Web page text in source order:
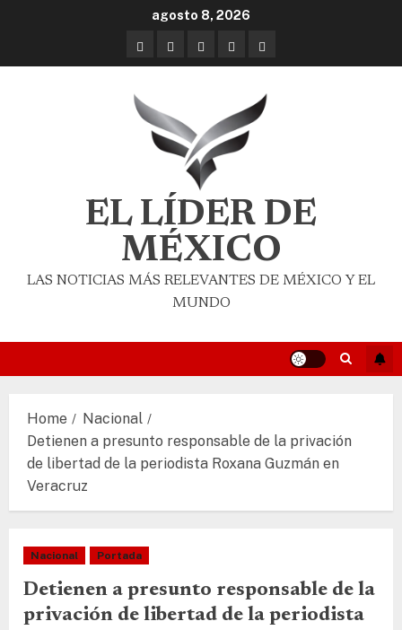
agosto 8, 2026
EL LÍDER DE
MÉXICO
LAS NOTICIAS MÁS RELEVANTES DE MÉXICO Y EL
MUNDO
Home
Nacional
Detienen a presunto responsable de la privación
de libertad de la periodista Roxana Guzmán en
Veracruz
Nacional Portada
Detienen a presunto responsable de la
privación de libertad de la periodista